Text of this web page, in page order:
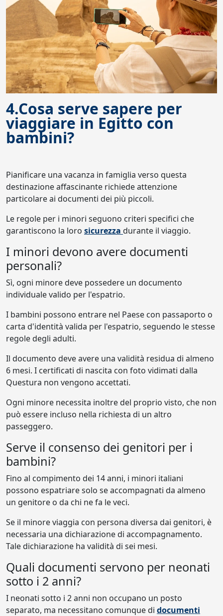
4.Cosa serve sapere per
viaggiare in Egitto con
bambini?
Pianificare una vacanza in famiglia verso questa
destinazione affascinante richiede attenzione
particolare ai documenti dei più piccoli.
Le regole per i minori seguono criteri specifici che
garantiscono la loro sicurezza durante il viaggio.
I minori devono avere documenti
personali?
Sì, ogni minore deve possedere un documento
individuale valido per l'espatrio.
I bambini possono entrare nel Paese con passaporto o
carta d'identità valida per l'espatrio, seguendo le stesse
regole degli adulti.
Il documento deve avere una validità residua di almeno
6 mesi. I certificati di nascita con foto vidimati dalla
Questura non vengono accettati.
Ogni minore necessita inoltre del proprio visto, che non
può essere incluso nella richiesta di un altro
passeggero.
Serve il consenso dei genitori per i
bambini?
Fino al compimento dei 14 anni, i minori italiani
possono espatriare solo se accompagnati da almeno
un genitore o da chi ne fa le veci.
Se il minore viaggia con persona diversa dai genitori, è
necessaria una dichiarazione di accompagnamento.
Tale dichiarazione ha validità di sei mesi.
Quali documenti servono per neonati
sotto i 2 anni?
I neonati sotto i 2 anni non occupano un posto
separato, ma necessitano comunque di documenti